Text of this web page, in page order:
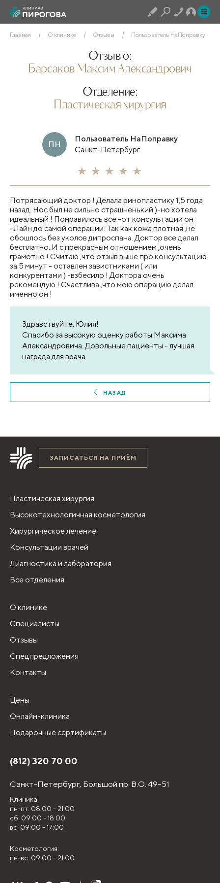
Главная О клинике Отзывы Пользователь НаПоправку
Отзыв о:
Барсаков Максим Александрович
Отделение:
Пластическая хирургия
ПН
Пользователь НаПоправку
Санкт-Петербург
Потрясающий доктор ! Делала ринопластику 1,5 года
назад. Нос был не сильно страшненький )-но хотела
идеальный ! Понравилось все -от консультации он
-Лайн до самой операции. Так как кожа плотная ,не
обошлось без уколов дипроспана. Доктор все делал
бесплатно. И с прекрасным отношением ,очень
грамотно ! Считаю ,что отзыв выше про консультацию
за 5 минут - оставлен завистниками ( или
конкурентами ) -взбесило ! Доктора очень
рекомендую ! Счастлива ,что мою операцию делал
именно он !
Здравствуйте, Юлия!
Спасибо за высокую оценку работы Максима
Александровича. Довольные пациенты - лучшая
награда для врача.
НАЗАД
ЗАПИСАТЬСЯ НА ПРИЁМ
Пластическая хирургия
Высокотехнологичная косметология
Хирургическое лечение
Консультации врачей
Диагностика и лаборатория
Все отделения
О клинике
Специалисты
Отзывы
Спецпредложения
Контакты
Цены
Онлайн-клиника
Подарочные сертификаты
(812) 320 70 00
Санкт-Петербург, Большой пр. В.О. 49-51
Клиника:
пн-пт: 08:00 - 21:00
сб: 09:00 - 18:00
вс: 09:00 - 17:00
Косметология:
пн-вс: 09:00 - 21:00